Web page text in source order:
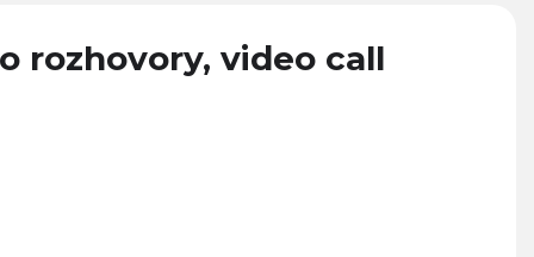
rozhovory, video call